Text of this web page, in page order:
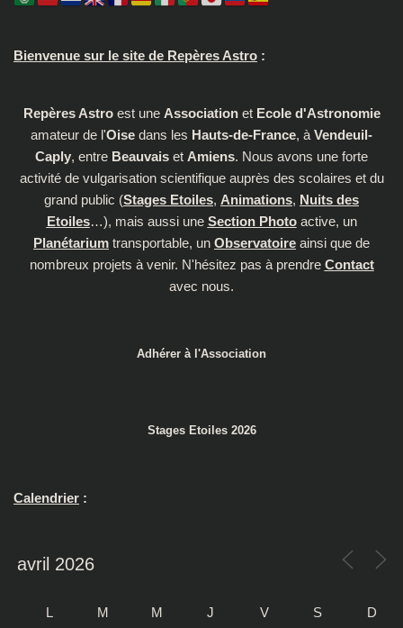
Bienvenue sur le site de Repères Astro :
Repères Astroest une Associationet Ecole d'Astronomie
amateur de l'Oise dans les Hauts-de-France, à Vendeuil-
Caply, entre Beauvais et Amiens. Nous avons une forte
activité de vulgarisation scientifique auprès des scolaires et du
grand public (Stages Etoiles, Animations, Nuits des
Etoiles…), mais aussi une Section Photoactive, un
Planétarium transportable, un Observatoire ainsi que de
nombreux projets à venir. N'hésitez pas à prendre Contact
avec nous.
Adhérer à l'Association
Stages Etoiles 2026
Calendrier :
L M M J V S D